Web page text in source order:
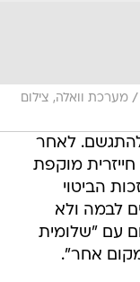
/ מערכת וואלה, צילום
להתגשם. לאחר
מוקפת
הביטוי
לבמה ולא
עם "שלומית
אחר".